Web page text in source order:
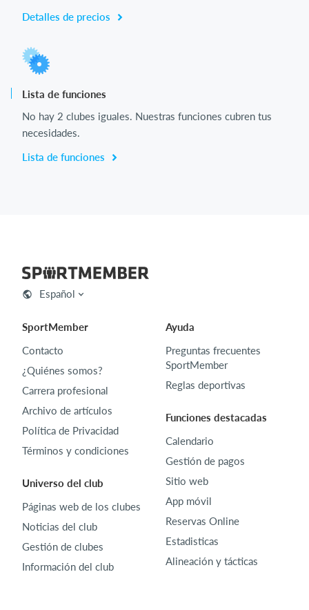
Detalles de precios
Lista de funciones
No hay 2 clubes iguales. Nuestras funciones cubren tus
necesidades.
Lista de funciones
Español
SportMember
Contacto
¿Quiénes somos?
Carrera profesional
Archivo de artículos
Política de Privacidad
Términos y condiciones
Universo del club
Páginas web de los clubes
Noticias del club
Gestión de clubes
Información del club
Ayuda
Preguntas frecuentes
SportMember
Reglas deportivas
Funciones destacadas
Calendario
Gestión de pagos
Sitio web
App móvil
Reservas Online
Estadisticas
Alineación y tácticas